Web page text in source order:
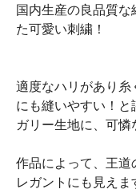
国内生産の良品質
た可愛い刺繍！
適度なハリがあり糸
にも縫いやすい！
ガリー生地に、可
作品によって、王道
レガントにも見えま